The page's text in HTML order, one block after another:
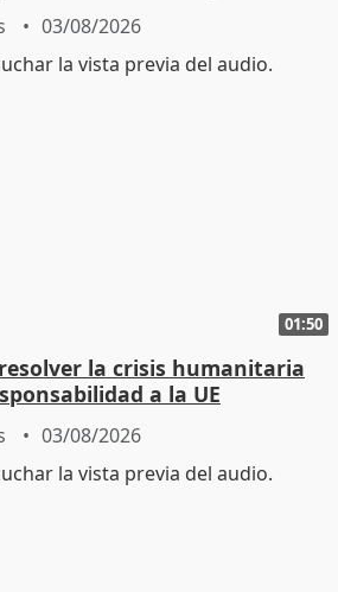
03/08/2026
01:50
la crisis humanitaria
a la UE
03/08/2026